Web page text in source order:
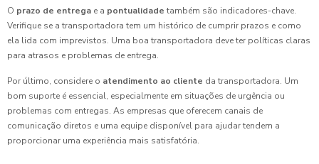
O prazo de entrega e a pontualidade também são indicadores-chave.
Verifique se a transportadora tem um histórico de cumprir prazos e como
ela lida com imprevistos. Uma boa transportadora deve ter políticas claras
para atrasos e problemas de entrega.
Por último, considere o atendimento ao cliente da transportadora. Um
bom suporte é essencial, especialmente em situações de urgência ou
problemas com entregas. As empresas que oferecem canais de
comunicação diretos e uma equipe disponível para ajudar tendem a
proporcionar uma experiência mais satisfatória.